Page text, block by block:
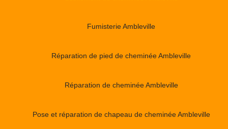
Fumisterie Ambleville
Réparation de pied de cheminée Ambleville
Réparation de cheminée Ambleville
Pose et réparation de chapeau de cheminée Ambleville